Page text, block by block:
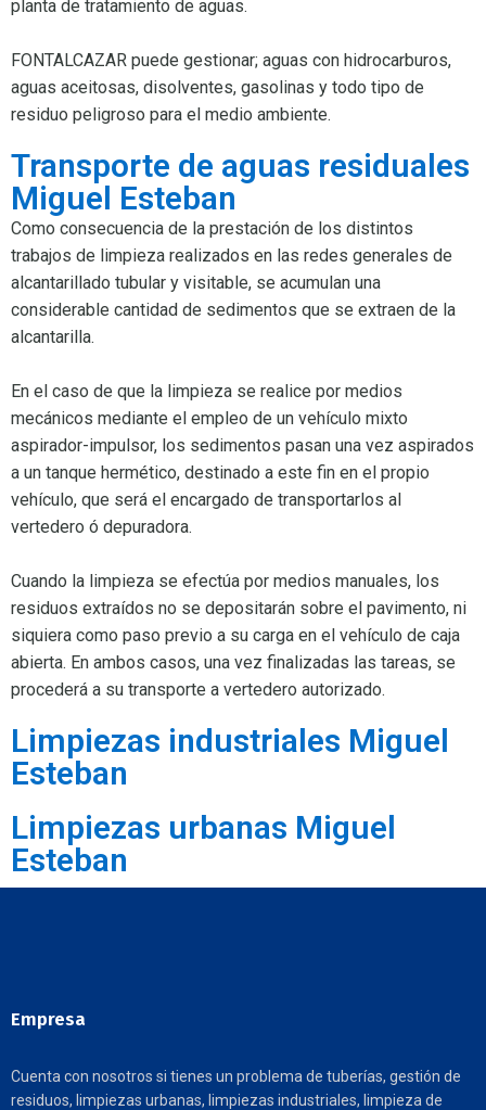
planta de tratamiento de aguas.
FONTALCAZAR puede gestionar; aguas con hidrocarburos,
aguas aceitosas, disolventes, gasolinas y todo tipo de
residuo peligroso para el medio ambiente.
Transporte de aguas residuales
Miguel Esteban
Como consecuencia de la prestación de los distintos
trabajos de limpieza realizados en las redes generales de
alcantarillado tubular y visitable, se acumulan una
considerable cantidad de sedimentos que se extraen de la
alcantarilla.
En el caso de que la limpieza se realice por medios
mecánicos mediante el empleo de un vehículo mixto
aspirador-impulsor, los sedimentos pasan una vez aspirados
a un tanque hermético, destinado a este fin en el propio
vehículo, que será el encargado de transportarlos al
vertedero ó depuradora.
Cuando la limpieza se efectúa por medios manuales, los
residuos extraídos no se depositarán sobre el pavimento, ni
siquiera como paso previo a su carga en el vehículo de caja
abierta. En ambos casos, una vez finalizadas las tareas, se
procederá a su transporte a vertedero autorizado.
Limpiezas industriales Miguel
Esteban
Limpiezas urbanas Miguel
Esteban
Empresa
Cuenta con nosotros si tienes un problema de tuberías, gestión de
residuos, limpiezas urbanas, limpiezas industriales, limpieza de